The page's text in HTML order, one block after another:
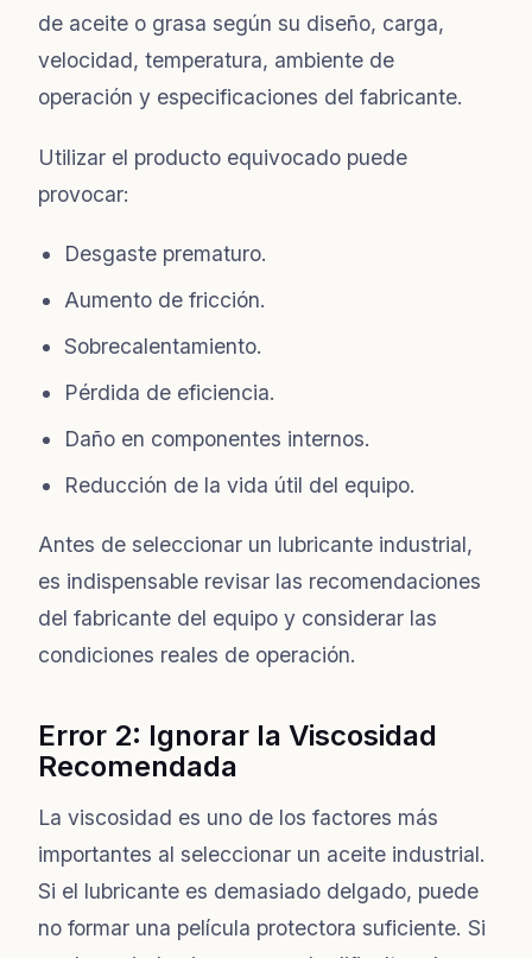
de aceite o grasa según su diseño, carga,
velocidad, temperatura, ambiente de
operación y especificaciones del fabricante.
Utilizar el producto equivocado puede
provocar:
Desgaste prematuro.
Aumento de fricción.
Sobrecalentamiento.
Pérdida de eficiencia.
Daño en componentes internos.
Reducción de la vida útil del equipo.
Antes de seleccionar un lubricante industrial,
es indispensable revisar las recomendaciones
del fabricante del equipo y considerar las
condiciones reales de operación.
Error 2: Ignorar la Viscosidad
Recomendada
La viscosidad es uno de los factores más
importantes al seleccionar un aceite industrial.
Si el lubricante es demasiado delgado, puede
no formar una película protectora suficiente. Si